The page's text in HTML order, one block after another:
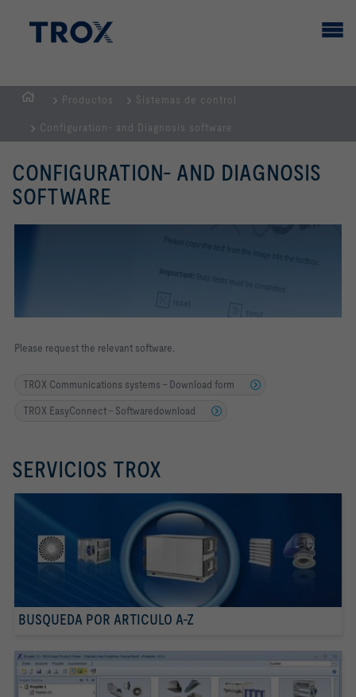
PRINCIPAL
Productos Sistemas de control
Configuration- and Diagnosis software
CONFIGURATION- AND DIAGNOSIS
SOFTWARE
Please request the relevant software.
TROX Communications systems - Download form
TROX EasyConnect - Softwaredownload
SERVICIOS TROX
BUSQUEDA POR ARTICULO A-Z